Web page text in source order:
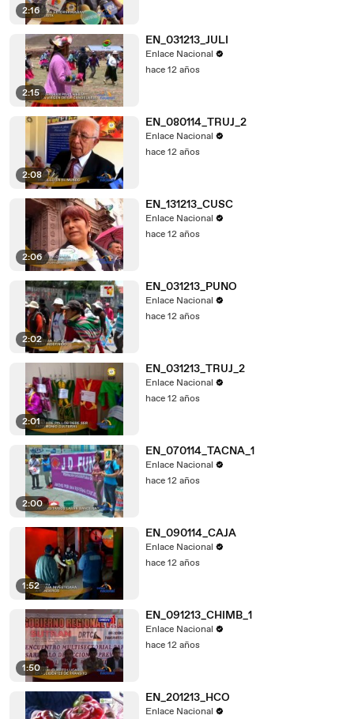
2:16
2:15
EN_031213_JULI
Enlace Nacional
hace 12 años
2:08
EN_080114_TRUJ_2
Enlace Nacional
hace 12 años
2:06
EN_131213_CUSC
Enlace Nacional
hace 12 años
2:02
EN_031213_PUNO
Enlace Nacional
hace 12 años
2:01
EN_031213_TRUJ_2
Enlace Nacional
hace 12 años
2:00
EN_070114_TACNA_1
Enlace Nacional
hace 12 años
1:52
EN_090114_CAJA
Enlace Nacional
hace 12 años
1:50
EN_091213_CHIMB_1
Enlace Nacional
hace 12 años
EN_201213_HCO
Enlace Nacional